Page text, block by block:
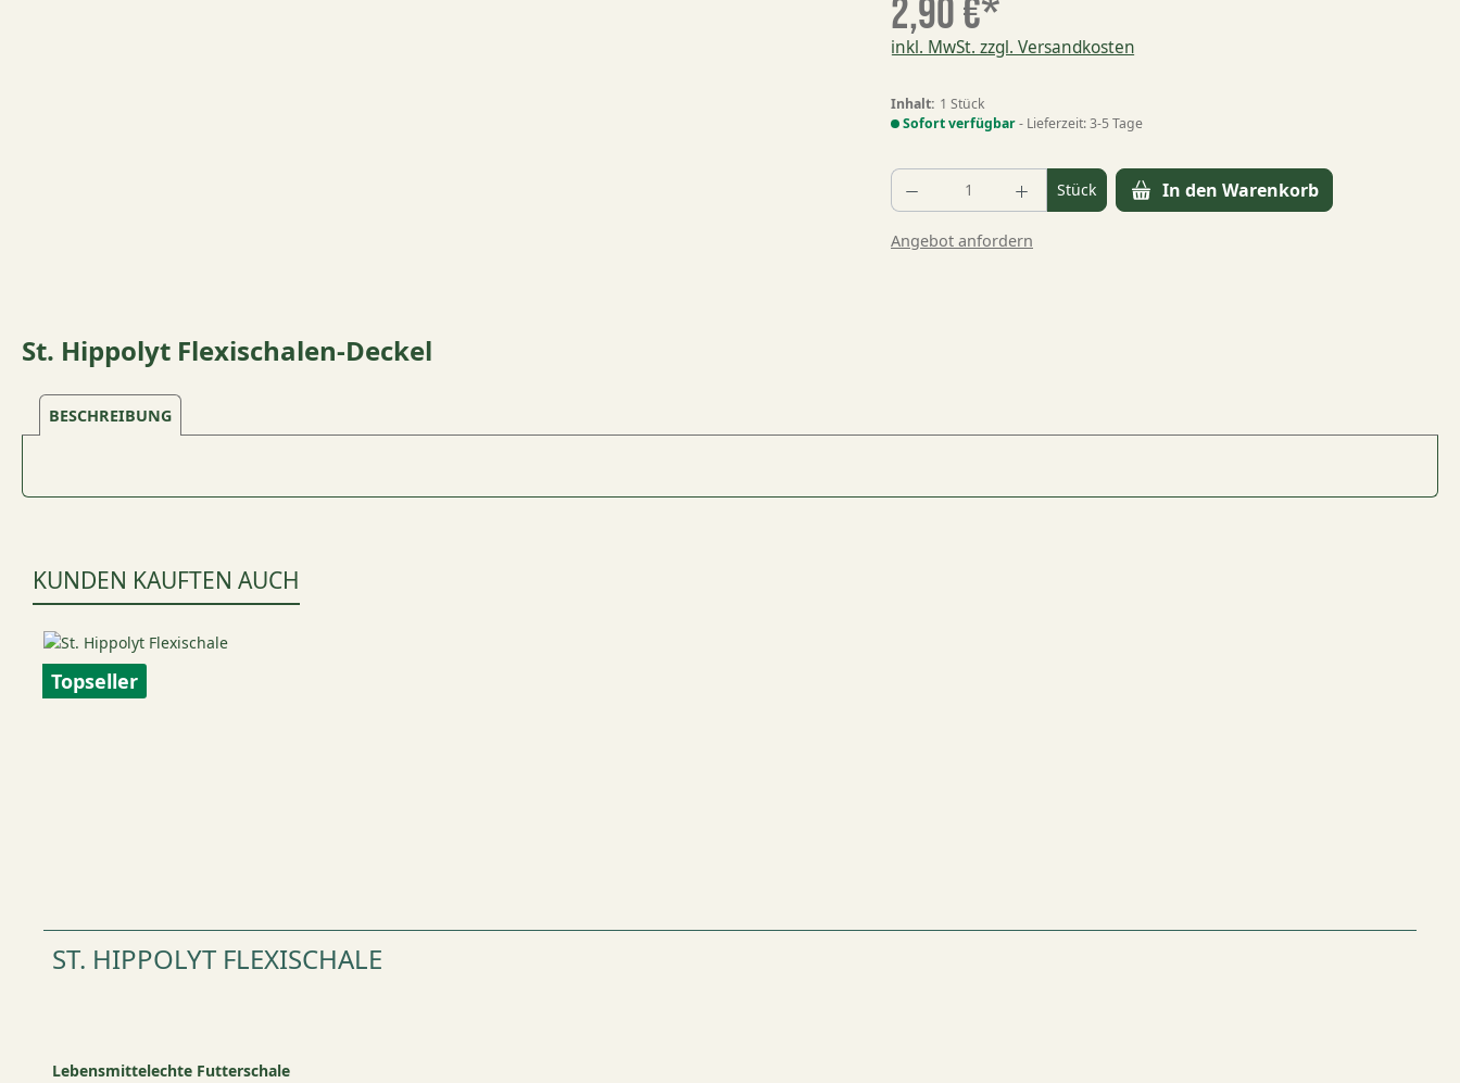
2,90 €*
inkl. MwSt. zzgl. Versandkosten
Inhalt: 1 Stück
Sofort verfügbar- Lieferzeit: 3-5 Tage
Produkt Anzahl: Gib den gewünschten Wert
Stück In den Warenkorb
Angebot anfordern
St. Hippolyt Flexischalen-Deckel
BESCHREIBUNG
KUNDEN KAUFTEN AUCH
Topseller
ST. HIPPOLYT FLEXISCHALE
Lebensmittelechte Futterschale